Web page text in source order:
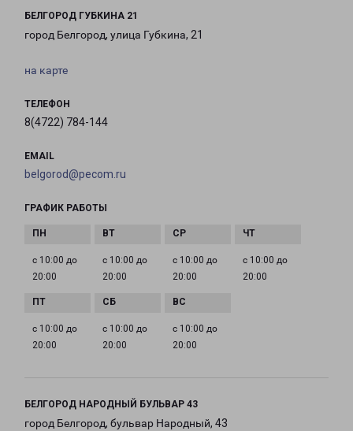
БЕЛГОРОД ГУБКИНА 21
город Белгород, улица Губкина, 21
на карте
ТЕЛЕФОН
8(4722) 784-144
EMAIL
belgorod@pecom.ru
ГРАФИК РАБОТЫ
с 10:00 до
20:00
с 10:00 до
20:00
с 10:00 до
20:00
с 10:00 до
20:00
с 10:00 до
20:00
с 10:00 до
20:00
с 10:00 до
20:00
БЕЛГОРОД НАРОДНЫЙ БУЛЬВАР 43
город Белгород, бульвар Народный, 43